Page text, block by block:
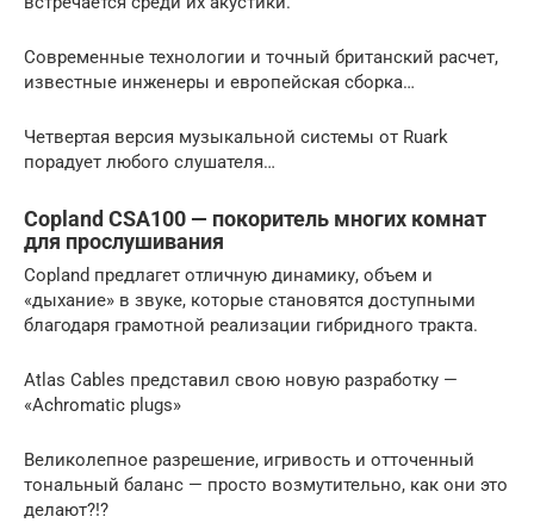
Современные технологии и точный британский расчет,
известные инженеры и европейская сборка…
Четвертая версия музыкальной системы от Ruark
порадует любого слушателя…
Copland CSA100 — покоритель многих комнат
для прослушивания
Copland предлагет отличную динамику, объем и
«дыхание» в звуке, которые становятся доступными
благодаря грамотной реализации гибридного тракта.
Atlas Cables представил свою новую разработку —
«Achromatic plugs»
Великолепное разрешение, игривость и отточенный
тональный баланс — просто возмутительно, как они это
делают?!?